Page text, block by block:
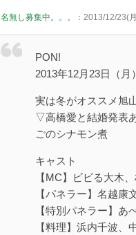
名無し募集中。。。 ：2013/12/23(
PON!
2013年12月23日（月
実は冬がオススメ旭
▽高橋愛と結婚発表
ごのシナモン煮
キャスト
【MC】ビビる大木
【パネラー】名越康
【特別パネラー】あ
【料理】浜内千波、